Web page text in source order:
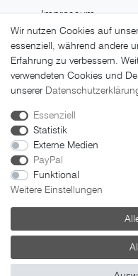
Impressum
Datenschutz
Widerrufsrecht
Widerrufsformular
© 2026 FAHRER
Wir nutzen Cookies auf
essenziell, während andere
Erfahrung zu verbessern.
verwendeten Cookies und
unserer
Essenziell
Statistik
Externe Medien
PayPal
Funktional
Weitere Einstellungen